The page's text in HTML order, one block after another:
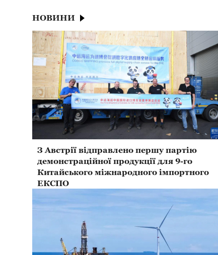
НОВИНИ
З Австрії відправлено першу партію
демонстраційної продукції для 9-го
Китайського міжнародного імпортного
ЕКСПО